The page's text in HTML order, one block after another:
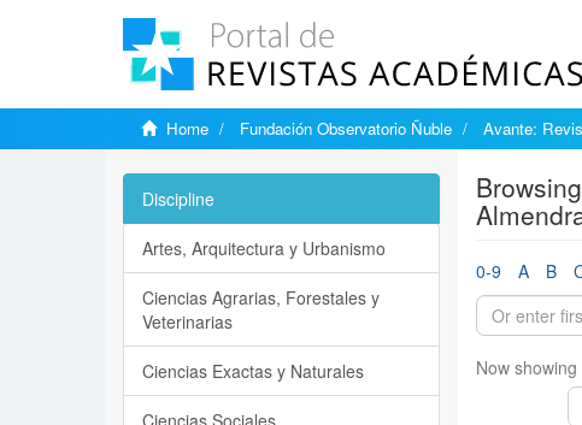
Home Fundación Observatorio Ñuble Avante:
0-9 A B
Now
Discipline
Artes, Arquitectura y Urbanismo
Ciencias Agrarias, Forestales y
Veterinarias
Ciencias Exactas y Naturales
Ciencias Sociales